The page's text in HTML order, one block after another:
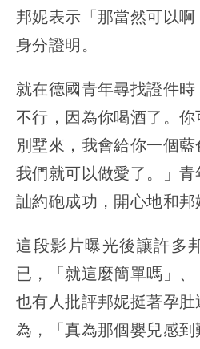
邦妮表示「那當然可以
身分證明。
就在德國青年尋找證件
不行，因為你喝酒了。
別墅來，我會給你一個
我們就可以做愛了。」
訕約砲成功，開心地和邦
這段影片曝光後讓許多
已，「就這麼簡單嗎」
也有人批評邦妮挺著孕
為，「真為那個嬰兒感